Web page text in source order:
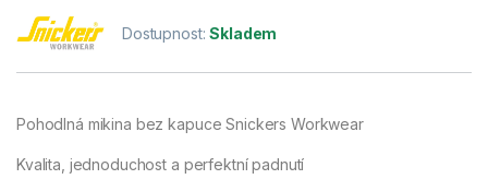
Dostupnost:Skladem
Pohodlná mikina bez kapuce Snickers Workwear
Kvalita, jednoduchost a perfektní padnutí